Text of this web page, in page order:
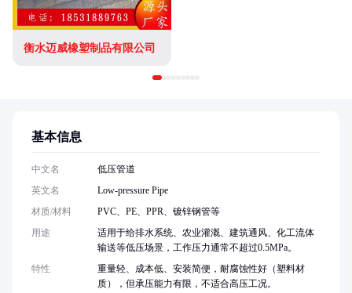
衡水迈威橡塑制品有限公司
基本信息
中文名
低压管道
英文名
Low-pressure Pipe
材质/材料
PVC、PE、PPR、镀锌钢管等
用途
适用于给排水系统、农业灌溉、建筑通风、化工流体
输送等低压场景，工作压力通常不超过0.5MPa。
特性
重量轻、成本低、安装简便，耐腐蚀性好（塑料材
质），但承压能力有限，不适合高压工况。